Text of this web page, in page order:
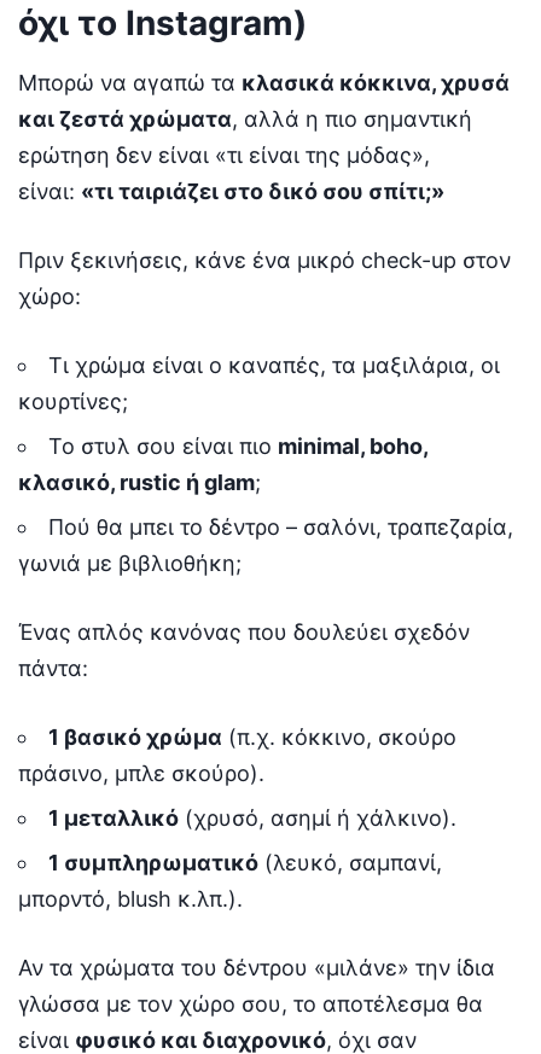
όχι το Instagram)
Μπορώ να αγαπώ τα κλασικά κόκκινα, χρυσά
και ζεστά χρώματα, αλλά η πιο σημαντική
ερώτηση δεν είναι «τι είναι της μόδας»,
είναι: «τι ταιριάζει στο δικό σου σπίτι;»
Πριν ξεκινήσεις, κάνε ένα μικρό check-up στον
χώρο:
Τι χρώμα είναι ο καναπές, τα μαξιλάρια, οι
κουρτίνες;
Το στυλ σου είναι πιο minimal, boho,
κλασικό, rustic ή glam;
Πού θα μπει το δέντρο – σαλόνι, τραπεζαρία,
γωνιά με βιβλιοθήκη;
Ένας απλός κανόνας που δουλεύει σχεδόν
πάντα:
1 βασικό χρώμα (π.χ. κόκκινο, σκούρο
πράσινο, μπλε σκούρο).
1 μεταλλικό (χρυσό, ασημί ή χάλκινο).
1 συμπληρωματικό (λευκό, σαμπανί,
μπορντό, blush κ.λπ.).
Αν τα χρώματα του δέντρου «μιλάνε» την ίδια
γλώσσα με τον χώρο σου, το αποτέλεσμα θα
είναι φυσικό και διαχρονικό, όχι σαν